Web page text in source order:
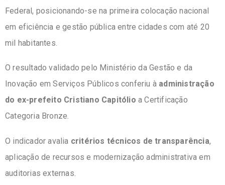
Federal, posicionando-se na primeira colocação nacional
em eficiência e gestão pública entre cidades com até 20
mil habitantes.
O resultado validado pelo Ministério da Gestão e da
Inovação em Serviços Públicos conferiu à administração
do ex-prefeito Cristiano Capitólio a Certificação
Categoria Bronze.
O indicador avalia critérios técnicos de transparência,
aplicação de recursos e modernização administrativa em
auditorias externas.